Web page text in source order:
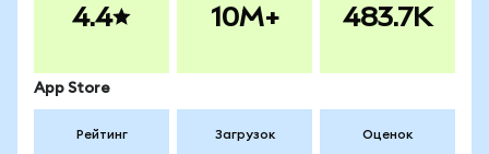
4.4 10M+ 483.7K
App Store
Рейтинг Загрузок Оценок